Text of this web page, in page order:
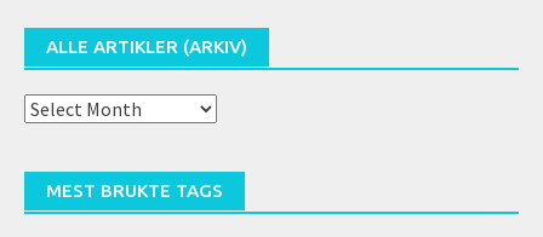
ALLE ARTIKLER (ARKIV)
Alle
(arkiv)
MEST BRUKTE TAGS